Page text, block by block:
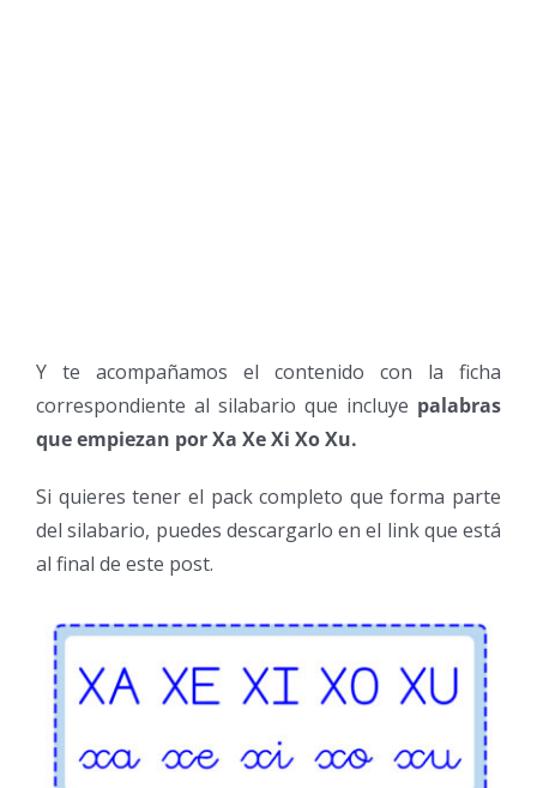
Y te acompañamos el contenido con la ficha
correspondiente al silabario que incluye palabras
que empiezan por Xa Xe Xi Xo Xu.
Si quieres tener el pack completo que forma parte
del silabario, puedes descargarlo en el link que está
al final de este post.